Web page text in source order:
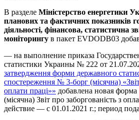
В разделе Міністерство енергетики
планових та фактичних показників
діяльності, фінансова, статистична
моніторингу в пакет EVDODB03
— на выполнение приказа
статистики Украины № 222 от
затвердження форми державного
спостереження № 3-борг (місячна)
оплати праці»» добавлена новая
(місячна) Звіт про заборгованість з
действие — с 01.01.2021 г.; период